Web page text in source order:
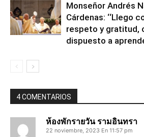
Monseñor Andrés
Cárdenas: ‘‘Llego
respeto y gratitud,
dispuesto a
4 COMENTARIOS
ห้องพักรายวัน รามอินทรา
22 noviembre, 2023 En 11:57 pm